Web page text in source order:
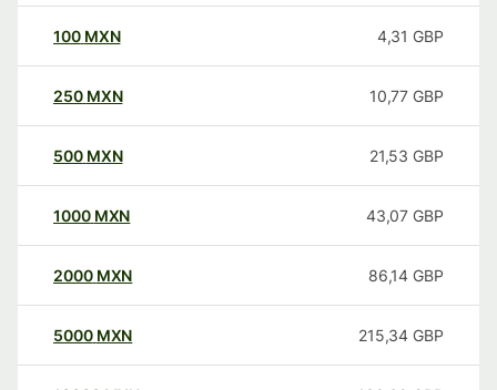
100 MXN 4,31 GBP
250 MXN 10,77 GBP
500 MXN 21,53 GBP
1000 MXN 43,07 GBP
2000 MXN 86,14 GBP
5000 MXN 215,34 GBP